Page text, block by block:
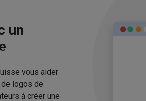
un
vous aider
logos de
à créer une